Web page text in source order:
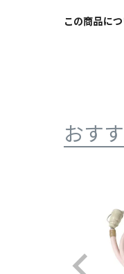
この商品に
おす